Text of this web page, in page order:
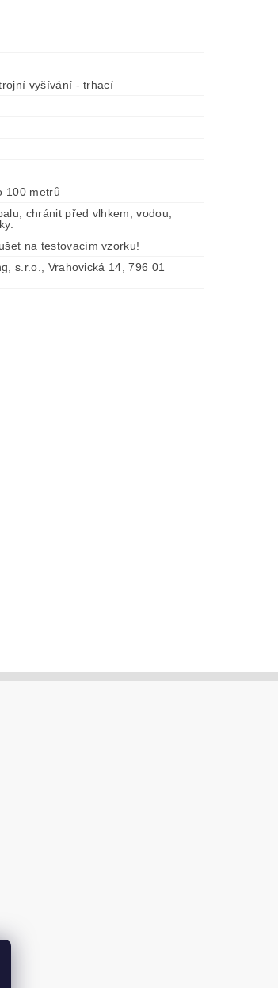
vyšívání - trhací
100 metrů
chránit před vlhkem, vodou,
na testovacím vzorku!
s.r.o., Vrahovická 14, 796 01